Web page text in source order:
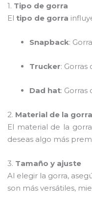
1. Tipo de gorra
El tipo de gorra
Snapback:
Trucker:
Dad hat:
2. Material de la gorra
El material de la
deseas algo más
3. Tamaño y ajuste
Al elegir la gorra,
son más versátiles,